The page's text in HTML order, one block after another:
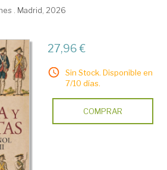
. Madrid, 2026
27,96 €
Sin Stock. Disponible en
7/10 días.
COMPRAR